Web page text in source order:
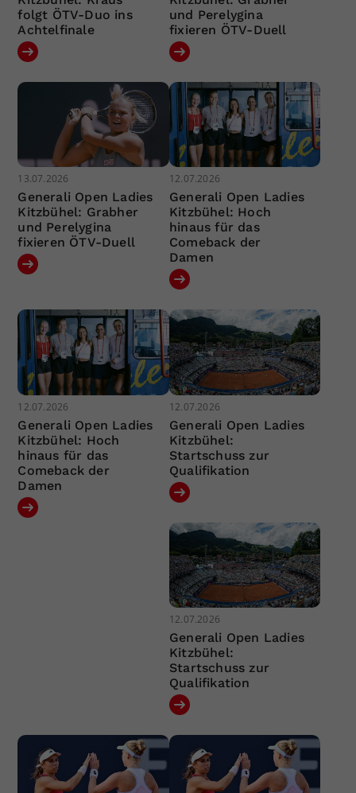
folgt ÖTV-Duo ins
Achtelfinale
und Perelygina
fixieren ÖTV-Duell
13.07.2026
Generali Open Ladies
Kitzbühel: Grabher
und Perelygina
fixieren ÖTV-Duell
12.07.2026
Generali Open Ladies
Kitzbühel: Hoch
hinaus für das
Comeback der
Damen
12.07.2026
Generali Open Ladies
Kitzbühel: Hoch
hinaus für das
Comeback der
Damen
12.07.2026
Generali Open Ladies
Kitzbühel:
Startschuss zur
Qualifikation
12.07.2026
Generali Open Ladies
Kitzbühel:
Startschuss zur
Qualifikation